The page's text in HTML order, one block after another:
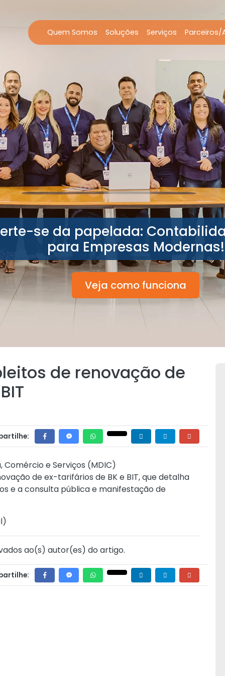
Quem Somos Soluções Serviços Parceiros/
se da papelada:
para Empresas Modernas!
Veja como funciona
de renovação de
Comércio e Serviços (MDIC)
de ex-tarifários de BK e BIT, que detalha
e a consulta pública e manifestação de
)
ao(s) autor(es) do artigo.